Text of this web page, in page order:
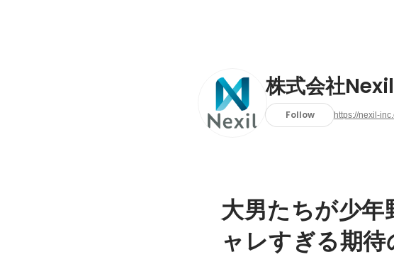
株式会社Nexil
Follow https://nexil-
大男たちが少
ャレすぎる期待